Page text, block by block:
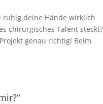
ruhig deine Hände wirklich
chirurgisches Talent steckt?
genau richtig! Beim